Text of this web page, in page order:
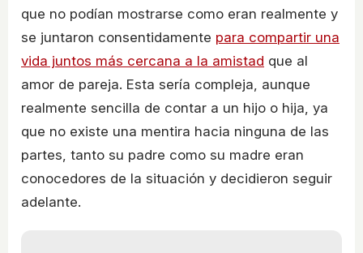
que no podían mostrarse como eran realmente y
se juntaron consentidamente para compartir una
vida juntos más cercana a la amistad que al
amor de pareja. Esta sería compleja, aunque
realmente sencilla de contar a un hijo o hija, ya
que no existe una mentira hacia ninguna de las
partes, tanto su padre como su madre eran
conocedores de la situación y decidieron seguir
adelante.